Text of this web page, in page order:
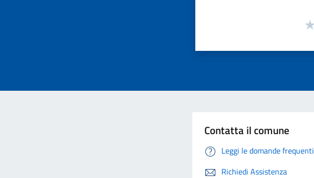
Contatta il comune
Leggi le domande frequenti
Richiedi Assistenza